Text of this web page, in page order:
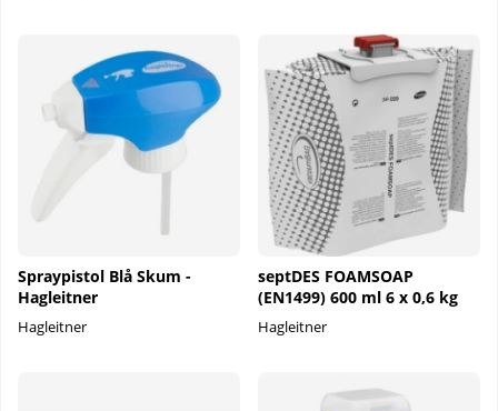
Spraypistol Blå Skum -
Hagleitner
Hagleitner
septDES FOAMSOAP
(EN1499) 600 ml 6 x 0,6 kg
Hagleitner